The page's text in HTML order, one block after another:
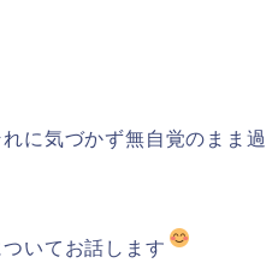
に気づかず無自覚のまま過
いてお話します